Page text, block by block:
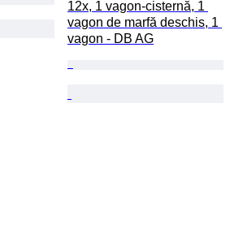
12x, 1 vagon-cisternă, 1
vagon de marfă deschis, 1
vagon - DB AG